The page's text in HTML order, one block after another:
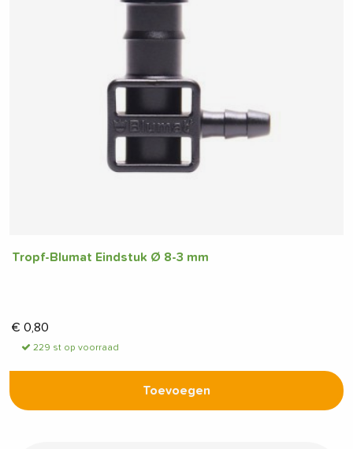
Tropf-Blumat Eindstuk Ø 8-3 mm
€ 0,80
229 st op voorraad
Toevoegen